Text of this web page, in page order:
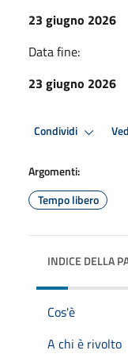
23 giugno 2026
Data fine:
23 giugno 2026
Condividi
Argomenti:
Tempo libero
INDICE DELLA
Cos'è
A chi è rivolto